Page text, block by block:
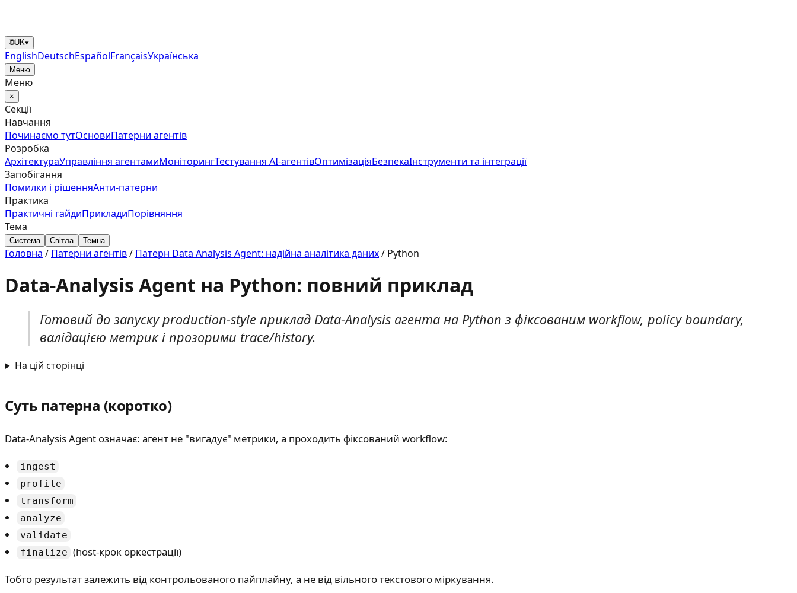
🌐UK▾
EnglishDeutschEspañolFrançaisУкраїнська
Меню
Меню
×
Секції
Навчання
Починаємо тутОсновиПатерни агентів
Розробка
АрхітектураУправління агентамиМоніторингТестування AI-агентівОптимізаціяБезпекаІнструменти та інтеграції
Запобігання
Помилки і рішенняАнти‑патерни
Практика
Практичні гайдиПрикладиПорівняння
Тема
Система Світла Темна
Головна / Патерни агентів/ Патерн Data Analysis Agent: надійна аналітика даних/ Python
Data-Analysis Agent на Python: повний приклад
Готовий до запуску production-style приклад Data-Analysis агента на Python з фіксованим workflow, policy boundary,
валідацією метрик і прозорими trace/history.
На цій сторінці
Суть патерна (коротко)
Data-Analysis Agent означає: агент не "вигадує" метрики, а проходить фіксований workflow:
ingest
profile
transform
analyze
validate
finalize (host-крок оркестрації)
Тобто результат залежить від контрольованого пайплайну, а не від вільного текстового міркування.